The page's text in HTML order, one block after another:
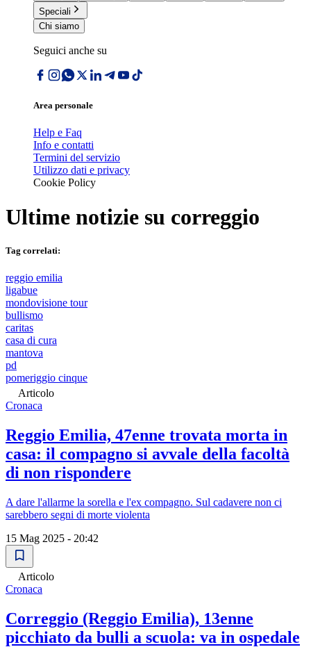
Speciali
Chi siamo
Seguici anche su
Area personale
Help e Faq
Info e contatti
Termini del servizio
Utilizzo dati e privacy
Cookie Policy
Ultime notizie su correggio
Tag correlati:
reggio emilia
ligabue
mondovisione tour
bullismo
caritas
casa di cura
mantova
pd
pomeriggio cinque
Articolo
Cronaca
Reggio Emilia, 47enne trovata morta in
casa: il compagno si avvale della facoltà
di non rispondere
A dare l'allarme la sorella e l'ex compagno. Sul cadavere non ci
sarebbero segni di morte violenta
15 Mag 2025 - 20:42
Articolo
Cronaca
Correggio (Reggio Emilia), 13enne
picchiato da bulli a scuola: va in ospedale